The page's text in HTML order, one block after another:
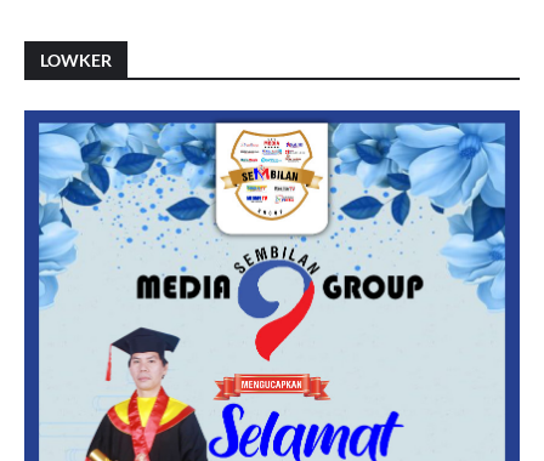
LOWKER